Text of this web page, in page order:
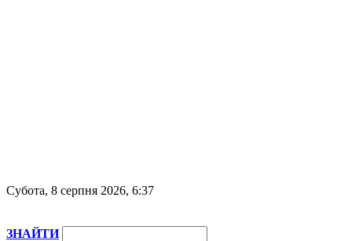
Субота, 8 серпня 2026, 6:37
ЗНАЙТИ